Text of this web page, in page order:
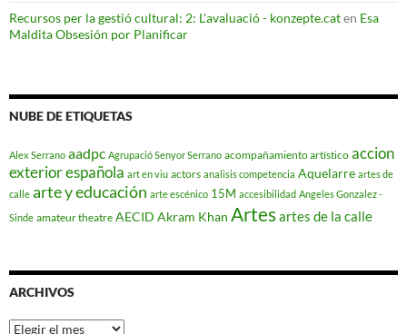
Recursos per la gestió cultural: 2: L'avaluació - konzepte.caten Esa
Maldita Obsesión por Planificar
NUBE DE ETIQUETAS
Alex Serrano aadpc Agrupació Senyor Serrano acompañamiento artístico accion
exterior española art en viu actors analisis competencia Aquelarre artes de
calle arte y educación arte escénico 15M accesibilidad Angeles Gonzalez -
Sinde amateur theatre AECID Akram Khan Artesartes de la calle
ARCHIVOS
Archivos